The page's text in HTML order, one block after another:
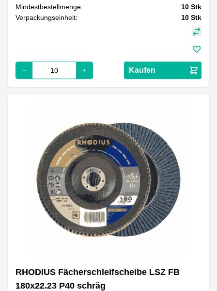
Mindestbestellmenge: 10 Stk
Verpackungseinheit:
10 Stk
Kaufen
RHODIUS Fächerschleifscheibe LSZ FB
180x22.23 P40 schräg